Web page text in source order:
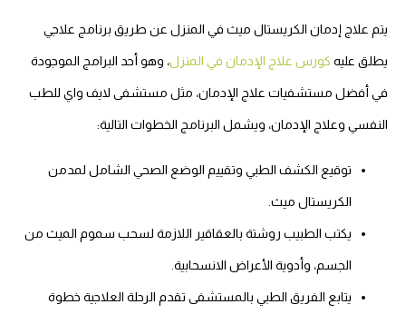
يتم علاج إدمان الكريستال ميث في المنزل عن طريق برنامج علاجي
يطلق عليه كورس علاج الإدمان في المنزل، وهو أحد البرامج الموجودة
في أفضل مستشفيات علاج الإدمان، مثل مستشفى لايف واي للطب
النفسي وعلاج الإدمان، ويشمل البرنامج الخطوات التالية:
توقيع الكشف الطبي وتقييم الوضع الصحي الشامل لمدمن
الكريستال ميث.
يكتب الطبيب روشتة بالعقاقير اللازمة لسحب سموم الميث من
الجسم، وأدوية الأعراض الانسحابية.
يتابع الفريق الطبي بالمستشفى تقدم الرحلة العلاجية خطوة